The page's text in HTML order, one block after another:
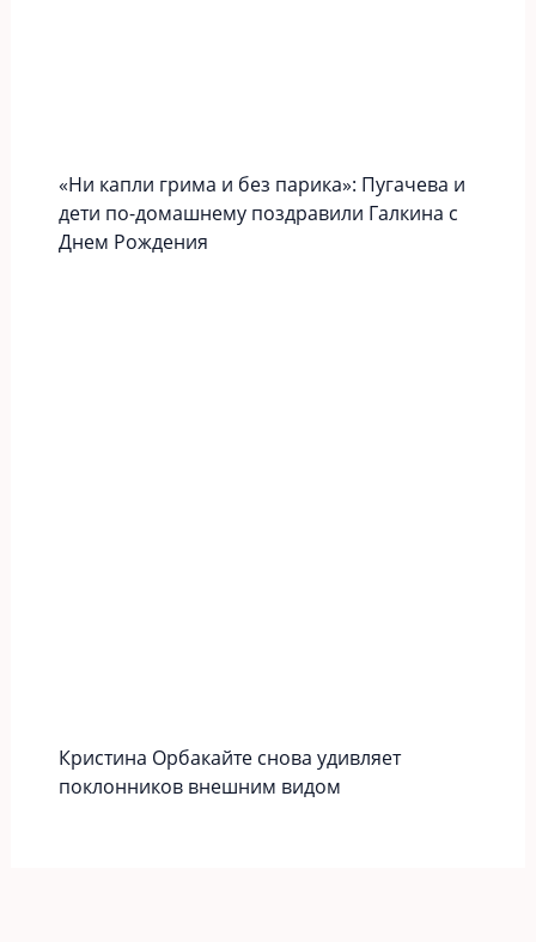
«Ни капли грима и без парика»: Пугачева и
дети по-домашнему поздравили Галкина с
Днем Рождения
Кристина Орбакайте снова удивляет
поклонников внешним видом